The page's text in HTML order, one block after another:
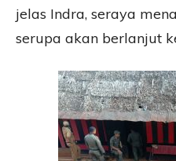
jelas Indra, seraya
serupa akan berlanjut